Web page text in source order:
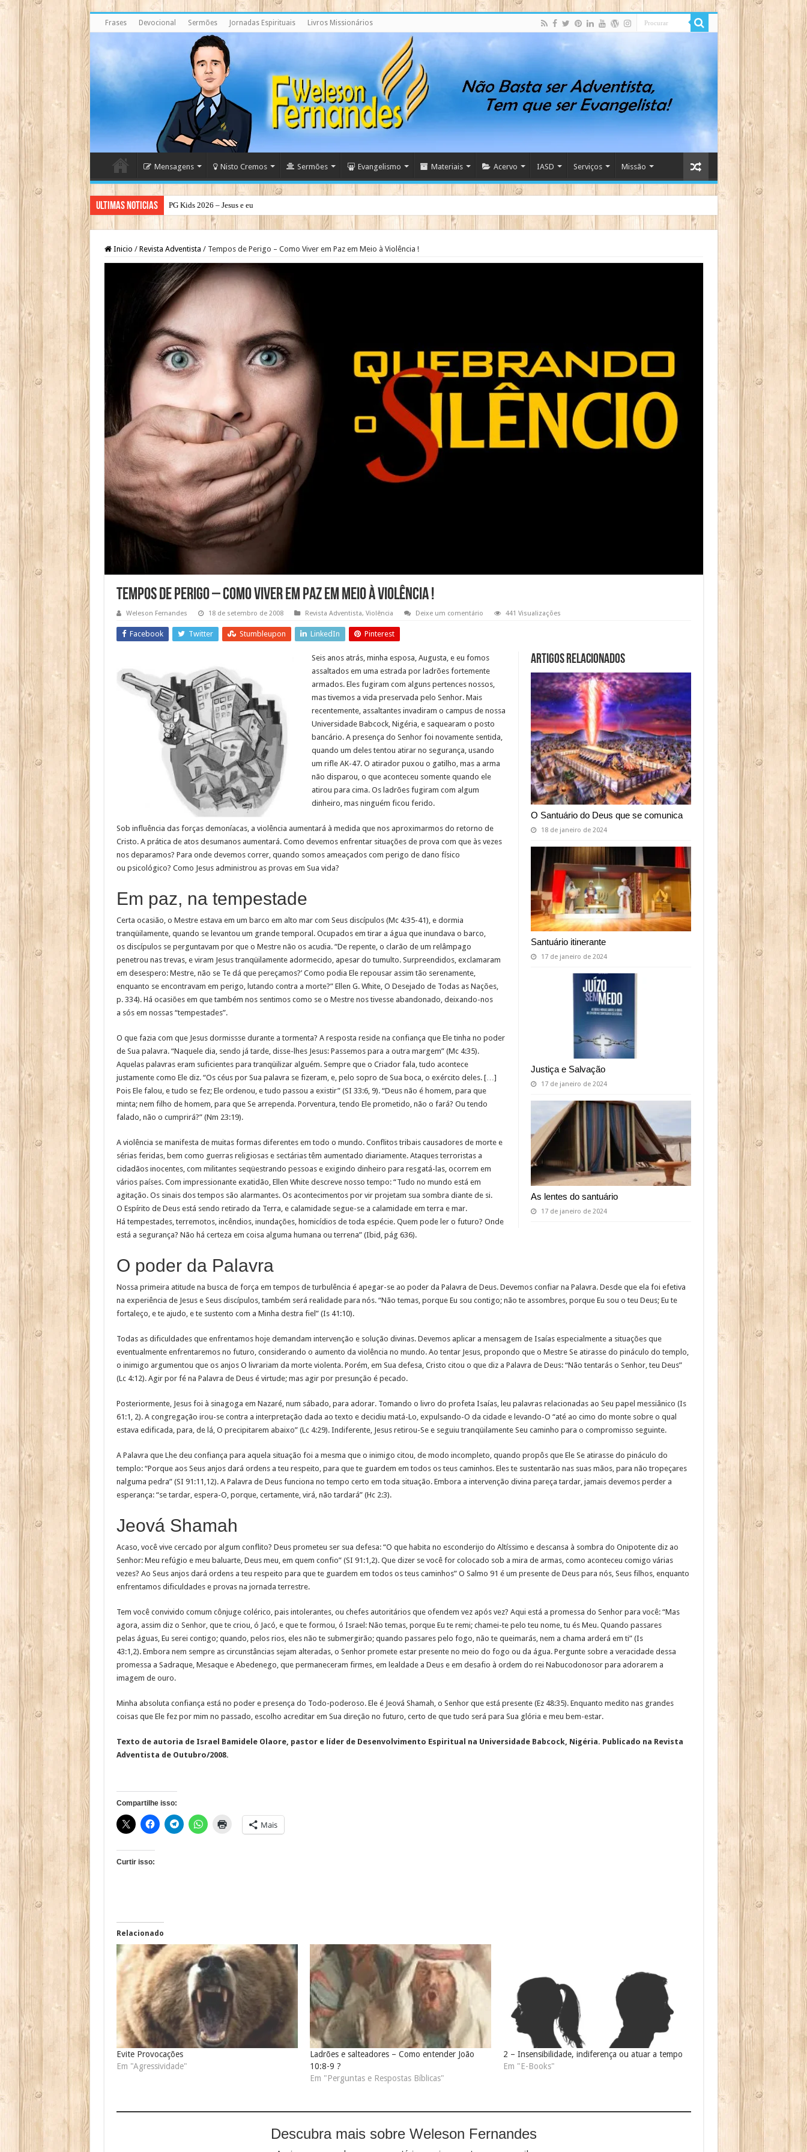
Frases Devocional Sermões Jornadas Espirituais Livros Missionários
Mensagens Nisto Cremos Sermões Evangelismo Materiais Acervo IASD Serviços Missão
Ultimas Noticias PG Kids 2026 – Jesus e eu
Inicio / Revista Adventista / Tempos de Perigo – Como Viver em Paz em Meio à Violência !
Tempos de Perigo – Como Viver em Paz em Meio à Violência !
Weleson Fernandes 18 de setembro de 2008 Revista Adventista, Violência Deixe um comentário 441 Visualizações
Facebook Twitter Stumbleupon LinkedIn Pinterest
Artigos relacionados
O Santuário do Deus que se comunica
18 de janeiro de 2024
Santuário itinerante
17 de janeiro de 2024
Justiça e Salvação
17 de janeiro de 2024
As lentes do santuário
17 de janeiro de 2024
Seis anos atrás, minha esposa, Augusta, e eu fomos
assaltados em uma estrada por ladrões fortemente
armados. Eles fugiram com alguns pertences nossos,
mas tivemos a vida preservada pelo Senhor. Mais
recentemente, assaltantes invadiram o campus de nossa
Universidade Babcock, Nigéria, e saquearam o posto
bancário. A presença do Senhor foi novamente sentida,
quando um deles tentou atirar no segurança, usando
um rifle AK-47. O atirador puxou o gatilho, mas a arma
não disparou, o que aconteceu somente quando ele
atirou para cima. Os ladrões fugiram com algum
dinheiro, mas ninguém ficou ferido.
Sob influência das forças demoníacas, a violência aumentará à medida que nos aproximarmos do retorno de
Cristo. A prática de atos desumanos aumentará. Como devemos enfrentar situações de prova com que às vezes
nos deparamos? Para onde devemos correr, quando somos ameaçados com perigo de dano físico
ou psicológico? Como Jesus administrou as provas em Sua vida?
Em paz, na tempestade
Certa ocasião, o Mestre estava em um barco em alto mar com Seus discípulos (Mc 4:35-41), e dormia
tranqüilamente, quando se levantou um grande temporal. Ocupados em tirar a água que inundava o barco,
os discípulos se perguntavam por que o Mestre não os acudia. “De repente, o clarão de um relâmpago
penetrou nas trevas, e viram Jesus tranqüilamente adormecido, apesar do tumulto. Surpreendidos, exclamaram
em desespero: Mestre, não se Te dá que pereçamos?’ Como podia Ele repousar assim tão serenamente,
enquanto se encontravam em perigo, lutando contra a morte?” Ellen G. White, O Desejado de Todas as Nações,
p. 334). Há ocasiões em que também nos sentimos como se o Mestre nos tivesse abandonado, deixando-nos
a sós em nossas “tempestades”.
O que fazia com que Jesus dormissse durante a tormenta? A resposta reside na confiança que Ele tinha no poder
de Sua palavra. “Naquele dia, sendo já tarde, disse-lhes Jesus: Passemos para a outra margem” (Mc 4:35).
Aquelas palavras eram suficientes para tranqüilizar alguém. Sempre que o Criador fala, tudo acontece
justamente como Ele diz. “Os céus por Sua palavra se fizeram, e, pelo sopro de Sua boca, o exército deles. […]
Pois Ele falou, e tudo se fez; Ele ordenou, e tudo passou a existir” (SI 33:6, 9). “Deus não é homem, para que
minta; nem filho de homem, para que Se arrependa. Porventura, tendo Ele prometido, não o fará? Ou tendo
falado, não o cumprirá?” (Nm 23:19).
A violência se manifesta de muitas formas diferentes em todo o mundo. Conflitos tribais causadores de morte e
sérias feridas, bem como guerras religiosas e sectárias têm aumentado diariamente. Ataques terroristas a
cidadãos inocentes, com militantes seqüestrando pessoas e exigindo dinheiro para resgatá-las, ocorrem em
vários países. Com impressionante exatidão, Ellen White descreve nosso tempo: “Tudo no mundo está em
agitação. Os sinais dos tempos são alarmantes. Os acontecimentos por vir projetam sua sombra diante de si.
O Espírito de Deus está sendo retirado da Terra, e calamidade segue-se a calamidade em terra e mar.
Há tempestades, terremotos, incêndios, inundações, homicídios de toda espécie. Quem pode ler o futuro? Onde
está a segurança? Não há certeza em coisa alguma humana ou terrena” (Ibid, pág 636).
O poder da Palavra
Nossa primeira atitude na busca de força em tempos de turbulência é apegar-se ao poder da Palavra de Deus. Devemos confiar na Palavra. Desde que ela foi efetiva
na experiência de Jesus e Seus discípulos, também será realidade para nós. “Não temas, porque Eu sou contigo; não te assombres, porque Eu sou o teu Deus; Eu te
fortaleço, e te ajudo, e te sustento com a Minha destra fiel” (Is 41:10).
Todas as dificuldades que enfrentamos hoje demandam intervenção e solução divinas. Devemos aplicar a mensagem de Isaías especialmente a situações que
eventualmente enfrentaremos no futuro, considerando o aumento da violência no mundo. Ao tentar Jesus, propondo que o Mestre Se atirasse do pináculo do templo,
o inimigo argumentou que os anjos O livrariam da morte violenta. Porém, em Sua defesa, Cristo citou o que diz a Palavra de Deus: “Não tentarás o Senhor, teu Deus”
(Lc 4:12). Agir por fé na Palavra de Deus é virtude; mas agir por presunção é pecado.
Posteriormente, Jesus foi à sinagoga em Nazaré, num sábado, para adorar. Tomando o livro do profeta Isaías, leu palavras relacionadas ao Seu papel messiânico (Is
61:1, 2). A congregação irou-se contra a interpretação dada ao texto e decidiu matá-Lo, expulsando-O da cidade e levando-O “até ao cimo do monte sobre o qual
estava edificada, para, de lá, O precipitarem abaixo” (Lc 4:29). Indiferente, Jesus retirou-Se e seguiu tranqüilamente Seu caminho para o compromisso seguinte.
A Palavra que Lhe deu confiança para aquela situação foi a mesma que o inimigo citou, de modo incompleto, quando propôs que Ele Se atirasse do pináculo do
templo: “Porque aos Seus anjos dará ordens a teu respeito, para que te guardem em todos os teus caminhos. Eles te sustentarão nas suas mãos, para não tropeçares
nalguma pedra” (SI 91:11,12). A Palavra de Deus funciona no tempo certo em toda situação. Embora a intervenção divina pareça tardar, jamais devemos perder a
esperança: “se tardar, espera-O, porque, certamente, virá, não tardará” (Hc 2:3).
Jeová Shamah
Acaso, você vive cercado por algum conflito? Deus prometeu ser sua defesa: “O que habita no esconderijo do Altíssimo e descansa à sombra do Onipotente diz ao
Senhor: Meu refúgio e meu baluarte, Deus meu, em quem confio” (SI 91:1,2). Que dizer se você for colocado sob a mira de armas, como aconteceu comigo várias
vezes? Ao Seus anjos dará ordens a teu respeito para que te guardem em todos os teus caminhos” O Salmo 91 é um presente de Deus para nós, Seus filhos, enquanto
enfrentamos dificuldades e provas na jornada terrestre.
Tem você convivido comum cônjuge colérico, pais intolerantes, ou chefes autoritários que ofendem vez após vez? Aqui está a promessa do Senhor para você: “Mas
agora, assim diz o Senhor, que te criou, ó Jacó, e que te formou, ó Israel: Não temas, porque Eu te remi; chamei-te pelo teu nome, tu és Meu. Quando passares
pelas águas, Eu serei contigo; quando, pelos rios, eles não te submergirão; quando passares pelo fogo, não te queimarás, nem a chama arderá em ti” (Is
43:1,2). Embora nem sempre as circunstâncias sejam alteradas, o Senhor promete estar presente no meio do fogo ou da água. Pergunte sobre a veracidade dessa
promessa a Sadraque, Mesaque e Abedenego, que permaneceram firmes, em lealdade a Deus e em desafio à ordem do rei Nabucodonosor para adorarem a
imagem de ouro.
Minha absoluta confiança está no poder e presença do Todo-poderoso. Ele é Jeová Shamah, o Senhor que está presente (Ez 48:35). Enquanto medito nas grandes
coisas que Ele fez por mim no passado, escolho acreditar em Sua direção no futuro, certo de que tudo será para Sua glória e meu bem-estar.
Texto de autoria de Israel Bamidele Olaore, pastor e líder de Desenvolvimento Espiritual na Universidade Babcock, Nigéria. Publicado na Revista
Adventista de Outubro/2008.
Compartilhe isso:
Mais
Curtir isso:
Relacionado
Evite Provocações
Em "Agressividade"
Ladrões e salteadores – Como entender João
10:8-9 ?
Em "Perguntas e Respostas Bíblicas"
2 – Insensibilidade, indiferença ou atuar a tempo
Em "E-Books"
Descubra mais sobre Weleson Fernandes